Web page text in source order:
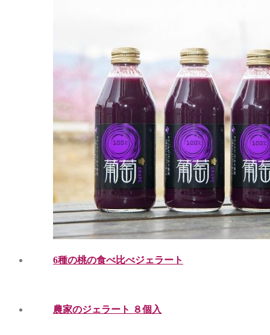
6種の桃の食べ比べジェラート
農家のジェラート ８個入